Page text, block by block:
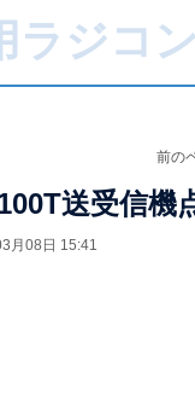
ラジコ
前の
送受信機
月08日 15:41